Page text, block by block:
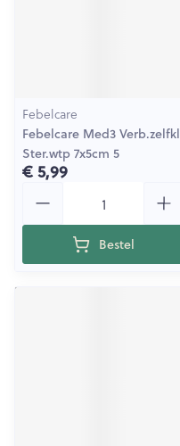
Febelcare
Febelcare Med3 Verb.zelfkl
Ster.wtp 7x5cm 5
€ 5,99
Bestel